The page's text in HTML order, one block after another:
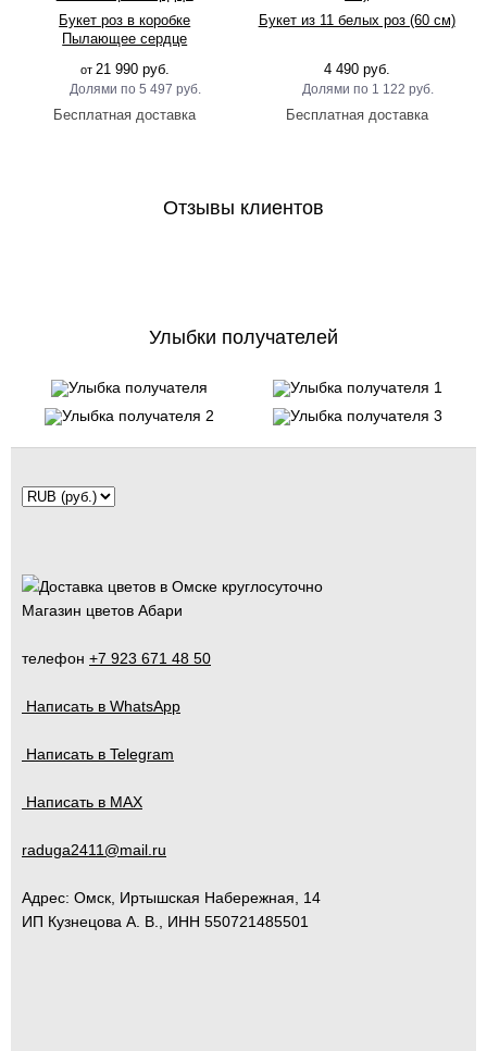
Букет роз в коробке
Пылающее сердце
от 21 990 руб.
5 497 руб.
Букет из 11 белых роз (60 см)
4 490 руб.
1 122 руб.
Отзывы клиентов
Улыбки получателей
Магазин цветов Абари
телефон +7 923 671 48 50
Написать в WhatsApp
Написать в Telegram
Написать в MAX
raduga2411@mail.ru
Адрес: Омск Иртышская Набережная, 14
ИП Кузнецова А. В., ИНН 550721485501